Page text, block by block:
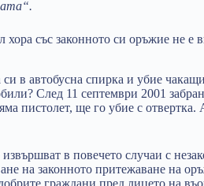
хора със законното си оръжие не е
си в автобусна спирка и убие
След 11 септември 2001
пистолет, ще го убие с
в повечето случаи с
на законното притежаване на
граждани пред лицето на